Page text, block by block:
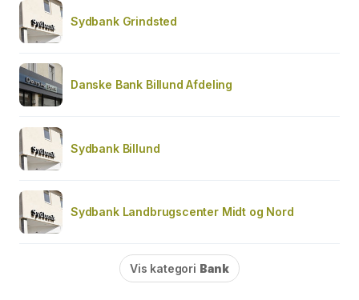
Sydbank Grindsted
Danske Bank Billund Afdeling
Sydbank Billund
Sydbank Landbrugscenter Midt og Nord
Vis kategori Bank